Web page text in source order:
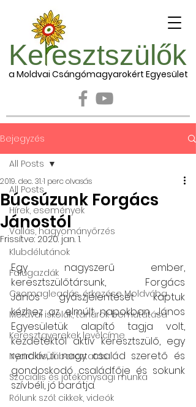
Ke esztszülők
a Moldvai Csángómagyarokért Egyesület
Bejegyzés
All Posts
Hírek, események
Vallás, hagyományőrzés
Klubdélutánok
Falugazdák
Csomagleadás, érkezése Moldvába
Moldvai iskolák, tanárok bemutatása
Keresztgyerekek levélcíme
Nyaralás, táboroztatás
Szociális és jótékonysági munka
Rólunk szól: cikkek, videók
All Posts
Búcsúzunk Forgács
Jánostól
2019. dec. 31.1 perc olvasás
Frissítve:2020. jan. 1.
Egy nagyszerű ember,
keresztszülőtársunk, Forgács
János gyászjelentését kaptuk
kézhez az elmúlt napokban. János
Egyesületük alapító tagja volt,
kezdetektől aktív keresztszülő, egy
rendkívüli nagy család szerető és
gondoskodó családfője és sokunk
szívbéli, jó barátja.